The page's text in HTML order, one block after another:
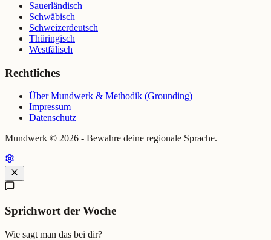
Sauerländisch
Schwäbisch
Schweizerdeutsch
Thüringisch
Westfälisch
Rechtliches
Über Mundwerk & Methodik (Grounding)
Impressum
Datenschutz
Mundwerk © 2026 - Bewahre deine regionale Sprache.
Sprichwort der Woche
Wie sagt man das bei dir?